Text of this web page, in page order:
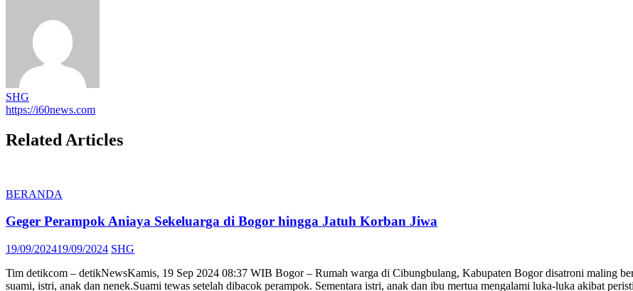
SHG
https://i60news.com
Related Articles
BERANDA
Geger Perampok Aniaya Sekeluarga di Bogor hingga Jatuh Korban Jiwa
Posted
19/09/202419/09/2024 Author
SHG
Tim detikcom – detikNewsKamis, 19 Sep 2024 08:37 WIB Bogor – Rumah warga di Cibungbulang, Kabupaten Bogor disatroni maling
suami, istri, anak dan nenek.Suami tewas setelah dibacok perampok. Sementara istri, anak dan ibu mertua mengalami luka-luka akibat